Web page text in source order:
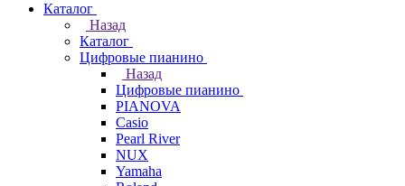
Каталог
Назад
Каталог
Цифровые пианино
Назад
Цифровые пианино
PIANOVA
Casio
Pearl River
NUX
Yamaha